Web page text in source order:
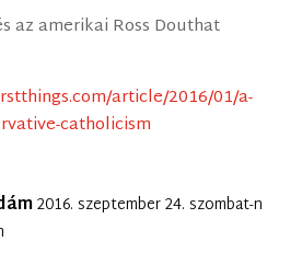
az amerikai Ross Douthat
article/2016/01/a-
catholicism
2016. szeptember 24. szombat-n